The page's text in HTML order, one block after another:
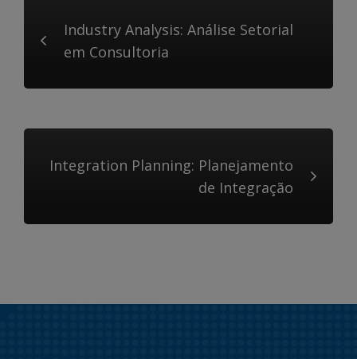
Industry Analysis: Análise Setorial
em Consultoria
Integration Planning: Planejamento
de Integração